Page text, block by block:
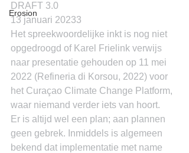
Erosion
DRAFT 3.0
13 januari 20233
Het spreekwoordelijke inkt is nog niet
opgedroogd of Karel Frielink verwijs
naar presentatie gehouden op 11 mei
2022 (Refineria di Korsou, 2022) voor
het Curaçao Climate Change Platform,
waar niemand verder iets van hoort.
Er is altijd wel een plan; aan plannen
geen gebrek. Inmiddels is algemeen
bekend dat implementatie met name